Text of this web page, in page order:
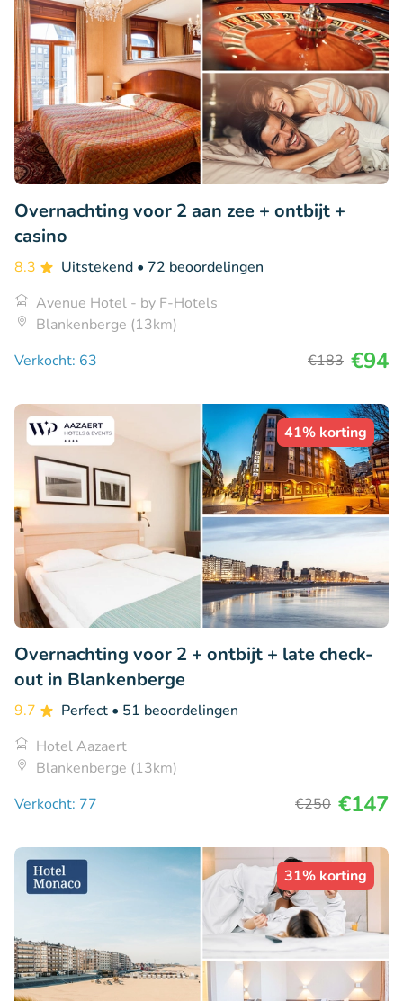
Overnachting voor 2 aan zee + ontbijt +
casino
8.3 Uitstekend • 72 beoordelingen
Avenue Hotel - by F-Hotels
Blankenberge (13km)
Verkocht: 63
€183 €94
41% korting
Overnachting voor 2 + ontbijt + late check-
out in Blankenberge
9.7 Perfect • 51 beoordelingen
Hotel Aazaert
Blankenberge (13km)
Verkocht: 77
€250 €147
31% korting